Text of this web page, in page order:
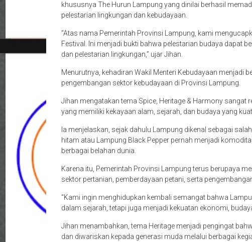
khususnya The Hurun Lampung yang dinilai berhasil
pelestarian lingkungan dan kebudayaan.
“Atas nama Pemerintah Provinsi Lampung, kami
Festival. Ini menjadi bukti bahwa pelestarian budaya dapat
dan pelestarian lingkungan,” ujar Jihan.
Menurutnya, kehadiran Wakil Menteri Kebudayaan menjadi
pengembangan sektor kebudayaan di Provinsi Lampung.
Jihan mengatakan tema Spice, Heritage & Harmony sangat
yang memiliki kekayaan alam, sejarah, dan budaya yang kuat.
Ia menjelaskan, sejak dahulu Lampung dikenal sebagai
hitam atau Lampung Black Pepper pernah menjadi
berbagai belahan dunia.
Karena itu, Pemerintah Provinsi Lampung terus berupaya
sektor pertanian, pemberdayaan petani, serta
“Kami ingin menghidupkan kembali semangat bahwa
dalam sejarah, tetapi juga menjadi kekuatan ekonomi,
Jihan menambahkan, tema Heritage menjadi pengingat
dan diwariskan kepada generasi muda melalui berbagai